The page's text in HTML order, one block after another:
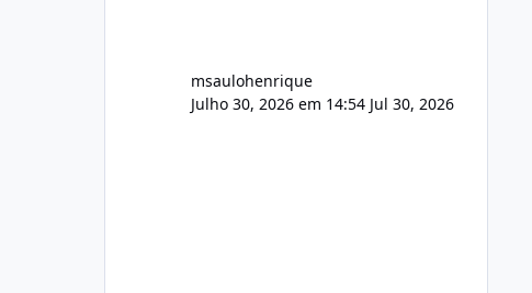
msaulohenrique
Julho 30, 2026 em 14:54 Jul 30, 2026